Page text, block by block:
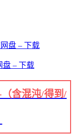
盘 – 下载
盘 – 下载
含混沌/得到/